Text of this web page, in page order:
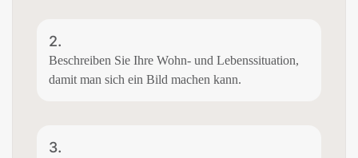
2.
Beschreiben Sie Ihre Wohn- und Lebenssituation,
damit man sich ein Bild machen kann.
3.